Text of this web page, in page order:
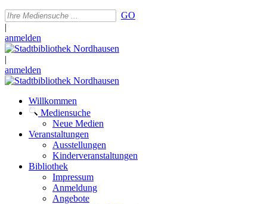
GO
|
anmelden
|
anmelden
Willkommen
Mediensuche
Neue Medien
Veranstaltungen
Ausstellungen
Kinderveranstaltungen
Bibliothek
Impressum
Anmeldung
Angebote